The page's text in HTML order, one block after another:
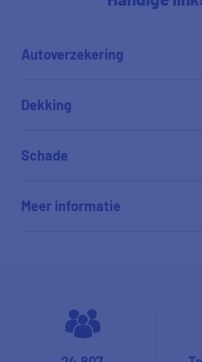
Autoverzekering
Dekking
Schade
Meer informatie